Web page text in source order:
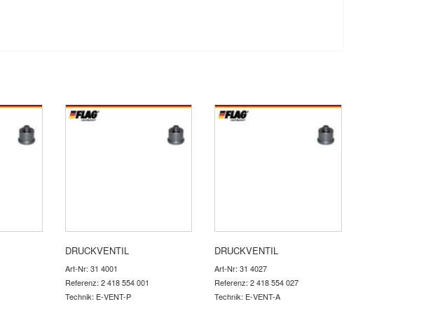
DRUCKVENTIL
Art-Nr: 31 4001
Referenz: 2 418 554 001
Technik: E-VENT-P
DRUCKVENTIL
Art-Nr: 31 4027
Referenz: 2 418 554 027
Technik: E-VENT-A